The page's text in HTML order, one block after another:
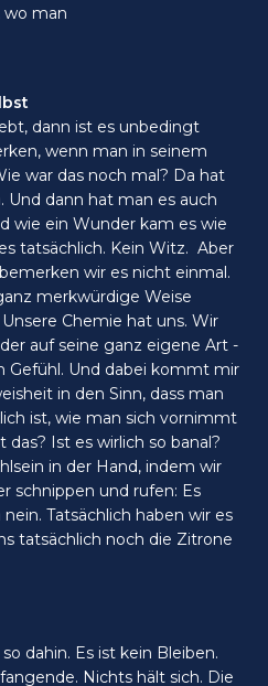
wo man
dann ist es unbedingt
wenn man in seinem
war das noch mal? Da hat
dann hat man es auch
wie ein Wunder kam es wie
tatsächlich. Kein Witz. Aber
wir es nicht einmal.
merkwürdige Weise
Chemie hat uns. Wir
auf seine ganz eigene Art -
Gefühl. Und dabei kommt mir
in den Sinn, dass man
ist, wie man sich vornimmt
Ist es wirlich so banal?
in der Hand, indem wir
schnippen und rufen: Es
Tatsächlich haben wir es
tatsächlich noch die Zitrone
dahin. Es ist kein Bleiben.
Nichts hält sich. Die